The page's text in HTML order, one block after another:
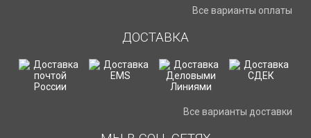
Все варианты оплаты
ДОСТАВКА
Все варианты доставки